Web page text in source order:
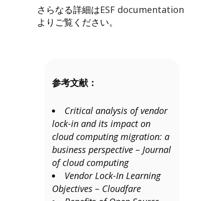
さらなる詳細はESF documentation
よりご覧ください。
参考文献：
Critical analysis of vendor
lock-in and its impact on
cloud computing migration: a
business perspective – Journal
of cloud computing
Vendor Lock-In Learning
Objectives – Cloudfare